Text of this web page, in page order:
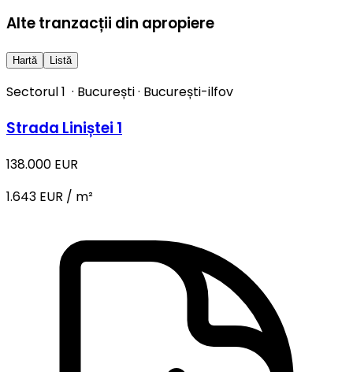
Alte tranzacții din apropiere
Hartă Listă
Sectorul 1 · București· București-ilfov
Strada Liniștei 1
138.000 EUR
1.643 EUR / m²